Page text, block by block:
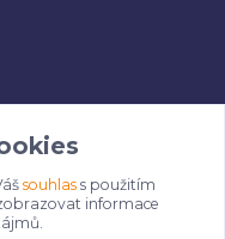
souhlass použitím
informace